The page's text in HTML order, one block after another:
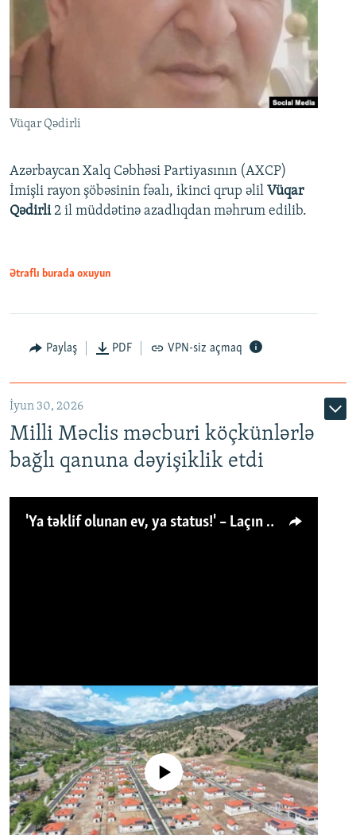
Vüqar Qədirli
Azərbaycan Xalq Cəbhəsi Partiyasının (AXCP)
İmişli rayon şöbəsinin fəalı, ikinci qrup əlil Vüqar
Qədirli2 il müddətinə azadlıqdan məhrum edilib.
Ətraflı burada oxuyun
Paylaş PDF VPN-siz açmaq
İyun 30, 2026
Milli Məclis məcburi köçkünlərlə
bağlı qanuna dəyişiklik etdi
'Ya təklif olunan ev, ya status!' – Laçın köçkünü: 'Laçından başqa heç hara!'
No media source currently available